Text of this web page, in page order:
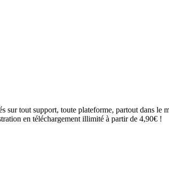
tout support, toute plateforme, partout dans le
en téléchargement illimité à partir de 4,90€ !